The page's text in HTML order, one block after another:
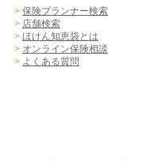
> 保険プランナー検索
> 店舗検索
> ほけん知恵袋とは
> オンライン保険相談
> よくある質問